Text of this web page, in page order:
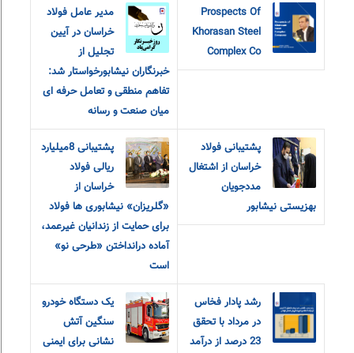
Prospects Of
Khorasan Steel
Complex Co
مدیر عامل فولاد
خراسان در آیین
تجلیل از
خبرنگاران نیشابورخواستار شد:
تفاهم منطقی و تعامل حرفه ای
میان صنعت و رسانه
پشتیبانی فولاد
خراسان از اشتغال
مددجویان
بهزیستی نیشابور
پشتیبانی 8میلیارد
ریالی فولاد
خراسان از
«گلریزان» نیشابوری ها فولاد
برای حمایت از زندانیان غیرعمد،
آماده درانداختن «طرحی نو»
است
رشد پادار فخاس
در مرداد با تحقق
23 درصد از درآمد
یک دستگاه خودرو
سنگین آتش
نشانی برای ایمنی